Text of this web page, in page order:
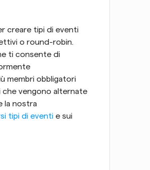
creare tipi di eventi
o round-robin.
ti consente di
membri obbligatori
che vengono alternate
tipi di eventi e sui